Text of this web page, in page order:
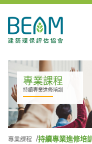
專業課程
持續專業進修培訓
專業課程 持續專業進修培訓